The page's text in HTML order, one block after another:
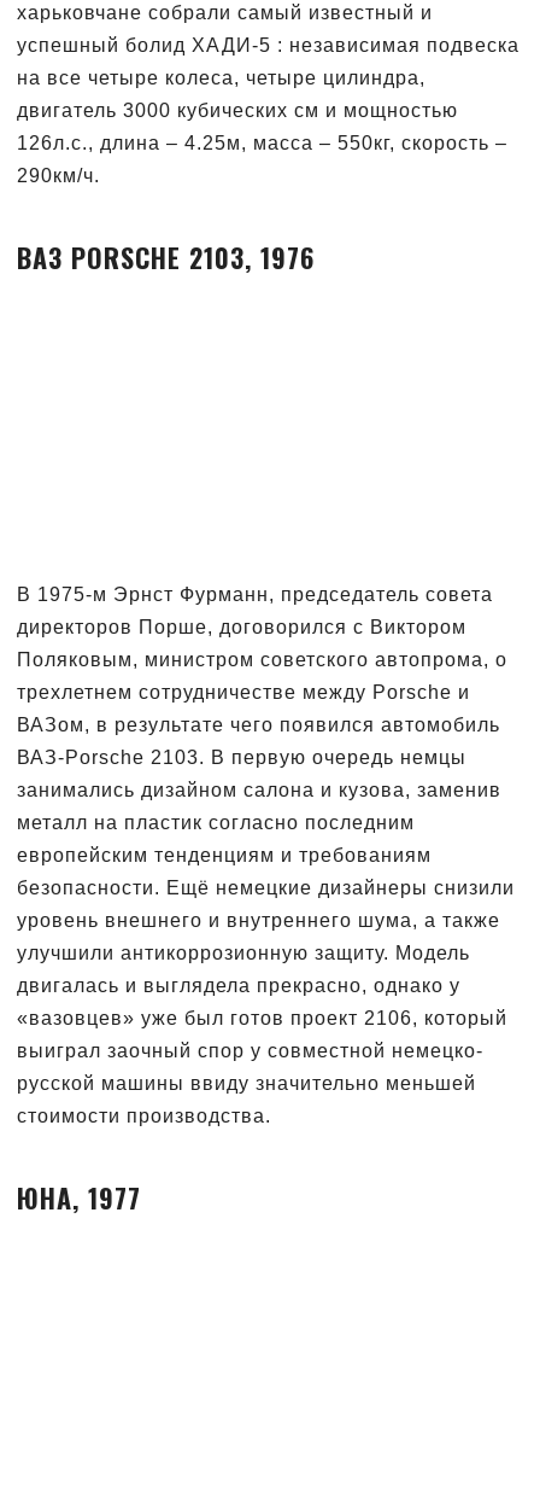
харьковчане собрали самый известный и
успешный болид ХАДИ-5 : независимая подвеска
на все четыре колеса, четыре цилиндра,
двигатель 3000 кубических см и мощностью
126л.с., длина – 4.25м, масса – 550кг, скорость –
290км/ч.
ВАЗ PORSCHE 2103, 1976
В 1975-м Эрнст Фурманн, председатель совета
директоров Порше, договорился с Виктором
Поляковым, министром советского автопрома, о
трехлетнем сотрудничестве между Porsche и
ВАЗом, в результате чего появился автомобиль
ВАЗ-Porsche 2103. В первую очередь немцы
занимались дизайном салона и кузова, заменив
металл на пластик согласно последним
европейским тенденциям и требованиям
безопасности. Ещё немецкие дизайнеры снизили
уровень внешнего и внутреннего шума, а также
улучшили антикоррозионную защиту. Модель
двигалась и выглядела прекрасно, однако у
«вазовцев» уже был готов проект 2106, который
выиграл заочный спор у совместной немецко-
русской машины ввиду значительно меньшей
стоимости производства.
ЮНА, 1977